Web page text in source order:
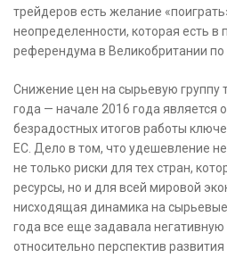
трейдеров есть желание
неопределенности, которая есть в
референдума в Великобритании
Снижение цен на сырьевую группу
года — начале 2016 года является
безрадостных итогов работы
ЕС. Дело в том, что удешевление
не только риски для тех стран,
ресурсы, но и для всей мировой
нисходящая динамика на
года все еще задавала негативную
относительно перспектив